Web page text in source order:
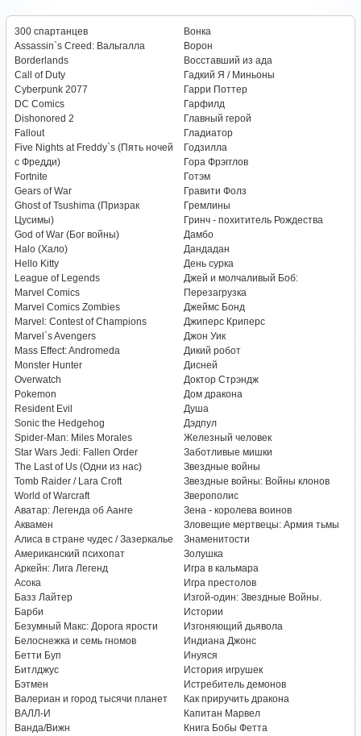
300 спартанцев
Assassin`s Creed: Вальгалла
Borderlands
Call of Duty
Cyberpunk 2077
DC Comics
Dishonored 2
Fallout
Five Nights at Freddy`s (Пять ночей
с Фредди)
Fortnite
Gears of War
Ghost of Tsushima (Призрак
Цусимы)
God of War (Бог войны)
Halo (Хало)
Hello Kitty
League of Legends
Marvel Comics
Marvel Comics Zombies
Marvel: Contest of Champions
Marvel`s Avengers
Mass Effect: Andromeda
Monster Hunter
Overwatch
Pokemon
Resident Evil
Sonic the Hedgehog
Spider-Man: Miles Morales
Star Wars Jedi: Fallen Order
The Last of Us (Одни из нас)
Tomb Raider / Lara Croft
World of Warcraft
Аватар: Легенда об Аанге
Аквамен
Алиса в стране чудес / Зазеркалье
Американский психопат
Аркейн: Лига Легенд
Асока
Базз Лайтер
Барби
Безумный Макс: Дорога ярости
Белоснежка и семь гномов
Бетти Буп
Битлджус
Бэтмен
Валериан и город тысячи планет
ВАЛЛ-И
Ванда/Вижн
Вонка
Ворон
Восставший из ада
Гадкий Я / Миньоны
Гарри Поттер
Гарфилд
Главный герой
Гладиатор
Годзилла
Гора Фрэгглов
Готэм
Гравити Фолз
Гремлины
Гринч - похититель Рождества
Дамбо
Дандадан
День сурка
Джей и молчаливый Боб:
Перезагрузка
Джеймс Бонд
Джиперс Криперс
Джон Уик
Дикий робот
Дисней
Доктор Стрэндж
Дом дракона
Душа
Дэдпул
Железный человек
Заботливые мишки
Звездные войны
Звездные войны: Войны клонов
Зверополис
Зена - королева воинов
Зловещие мертвецы: Армия тьмы
Знаменитости
Золушка
Игра в кальмара
Игра престолов
Изгой-один: Звездные Войны.
Истории
Изгоняющий дьявола
Индиана Джонс
Инуяся
История игрушек
Истребитель демонов
Как приручить дракона
Капитан Марвел
Книга Бобы Фетта